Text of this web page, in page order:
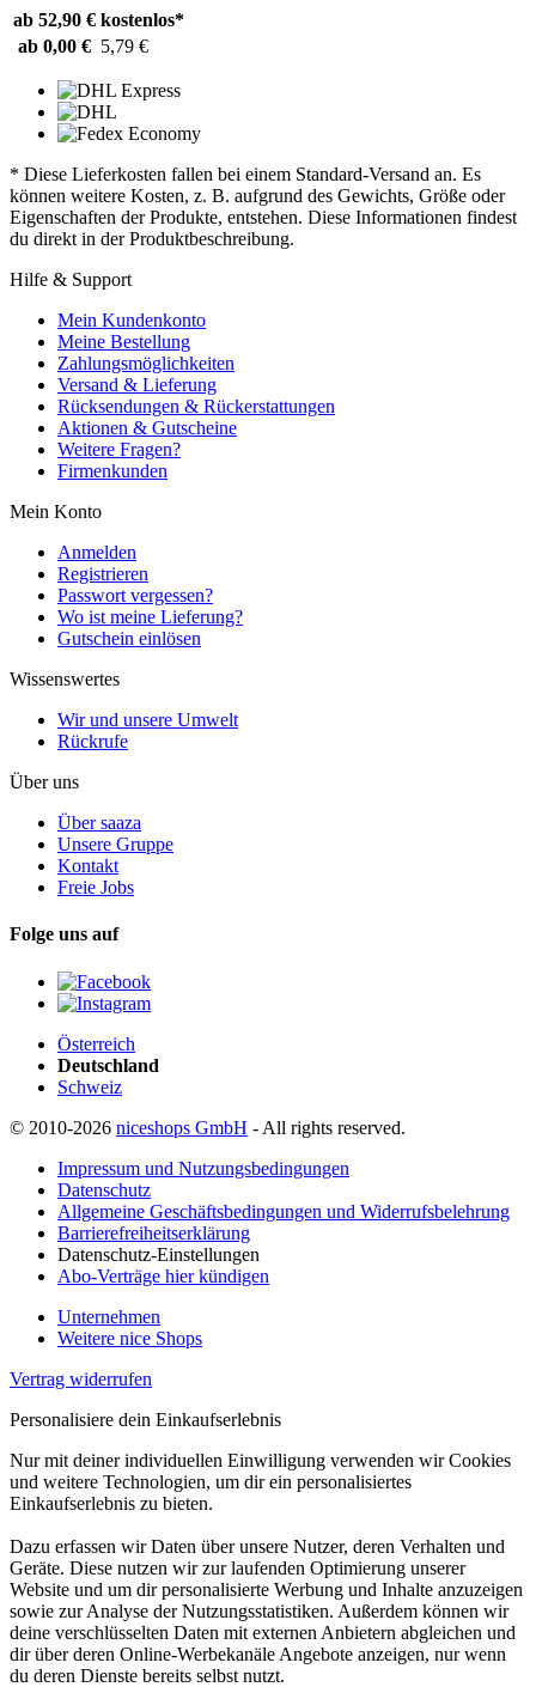
ab 52,90 € kostenlos*
ab 0,00 € 5,79 €
* Diese Lieferkosten fallen bei einem Standard-Versand an. Es
können weitere Kosten, z. B. aufgrund des Gewichts, Größe oder
Eigenschaften der Produkte, entstehen. Diese Informationen findest
du direkt in der Produktbeschreibung.
Hilfe & Support
Mein Kundenkonto
Meine Bestellung
Zahlungsmöglichkeiten
Versand & Lieferung
Rücksendungen & Rückerstattungen
Aktionen & Gutscheine
Weitere Fragen?
Firmenkunden
Mein Konto
Anmelden
Registrieren
Passwort vergessen?
Wo ist meine Lieferung?
Gutschein einlösen
Wissenswertes
Wir und unsere Umwelt
Rückrufe
Über uns
Über saaza
Unsere Gruppe
Kontakt
Freie Jobs
Folge uns auf
Österreich
Deutschland
Schweiz
© 2010-2026 niceshops GmbH - All rights reserved.
Impressum und Nutzungsbedingungen
Datenschutz
Allgemeine Geschäftsbedingungen und Widerrufsbelehrung
Barrierefreiheitserklärung
Datenschutz-Einstellungen
Abo-Verträge hier kündigen
Unternehmen
Weitere nice Shops
Vertrag widerrufen
Personalisiere dein Einkaufserlebnis
Nur mit deiner individuellen Einwilligung verwenden wir Cookies
und weitere Technologien, um dir ein personalisiertes
Einkaufserlebnis zu bieten.
Dazu erfassen wir Daten über unsere Nutzer, deren Verhalten und
Geräte. Diese nutzen wir zur laufenden Optimierung unserer
Website und um dir personalisierte Werbung und Inhalte anzuzeigen
sowie zur Analyse der Nutzungsstatistiken. Außerdem können wir
deine verschlüsselten Daten mit externen Anbietern abgleichen und
dir über deren Online-Werbekanäle Angebote anzeigen, nur wenn
du deren Dienste bereits selbst nutzt.